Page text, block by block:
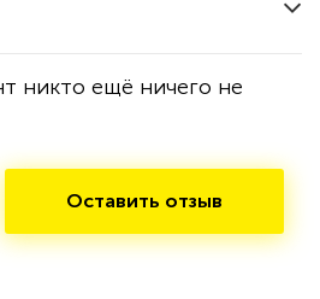
никто ещё ничего не
Оставить отзыв